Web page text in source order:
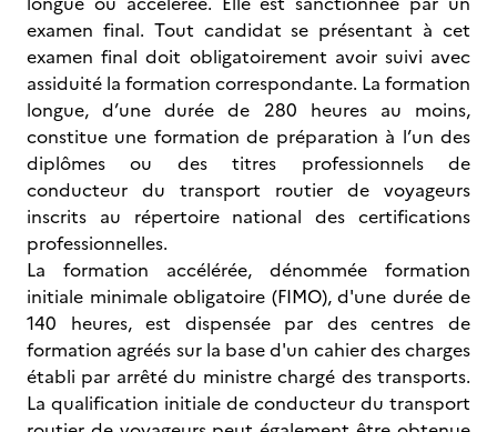
examen final. Tout candidat se présentant à cet
examen final doit obligatoirement avoir suivi avec
assiduité la formation correspondante. La formation
longue, d’une durée de 280 heures au moins,
constitue une formation de préparation à l’un des
diplômes ou des titres professionnels de
conducteur du transport routier de voyageurs
inscrits au répertoire national des certifications
professionnelles.
La formation accélérée, dénommée formation
initiale minimale obligatoire (FIMO), d'une durée de
140 heures, est dispensée par des centres de
formation agréés sur la base d'un cahier des charges
établi par arrêté du ministre chargé des transports.
La qualification initiale de conducteur du transport